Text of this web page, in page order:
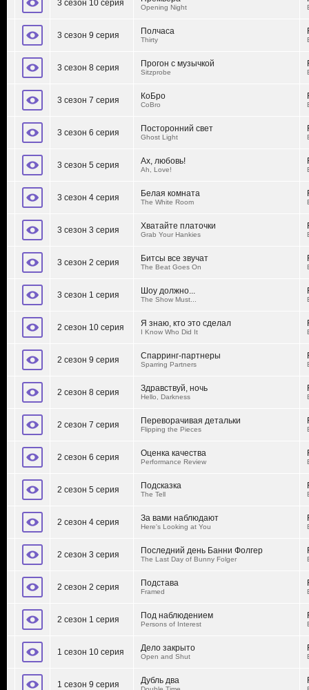
3 сезон 10 серия Opening Night
3 сезон 9 серия Полчаса
Thirty
3 сезон 8 серия Прогон с музычкой
Sitzprobe
3 сезон 7 серия КоБро
CoBro
3 сезон 6 серия Посторонний свет
Ghost Light
3 сезон 5 серия Ах, любовь!
Ah, Love!
3 сезон 4 серия Белая комната
The White Room
3 сезон 3 серия Хватайте платочки
Grab Your Hankies
3 сезон 2 серия Битсы все звучат
The Beat Goes On
3 сезон 1 серия Шоу должно...
The Show Must...
2 сезон 10 серия Я знаю, кто это сделал
I Know Who Did It
2 сезон 9 серия Спарринг-партнеры
Sparring Partners
2 сезон 8 серия Здравствуй, ночь
Hello, Darkness
2 сезон 7 серия Переворачивая детальки
Flipping the Pieces
2 сезон 6 серия Оценка качества
Performance Review
2 сезон 5 серия Подсказка
The Tell
2 сезон 4 серия За вами наблюдают
Here's Looking at You
2 сезон 3 серия Последний день Банни Фолгер
The Last Day of Bunny Folger
2 сезон 2 серия Подстава
Framed
2 сезон 1 серия Под наблюдением
Persons of Interest
1 сезон 10 серия Дело закрыто
Open and Shut
1 сезон 9 серия Дубль два